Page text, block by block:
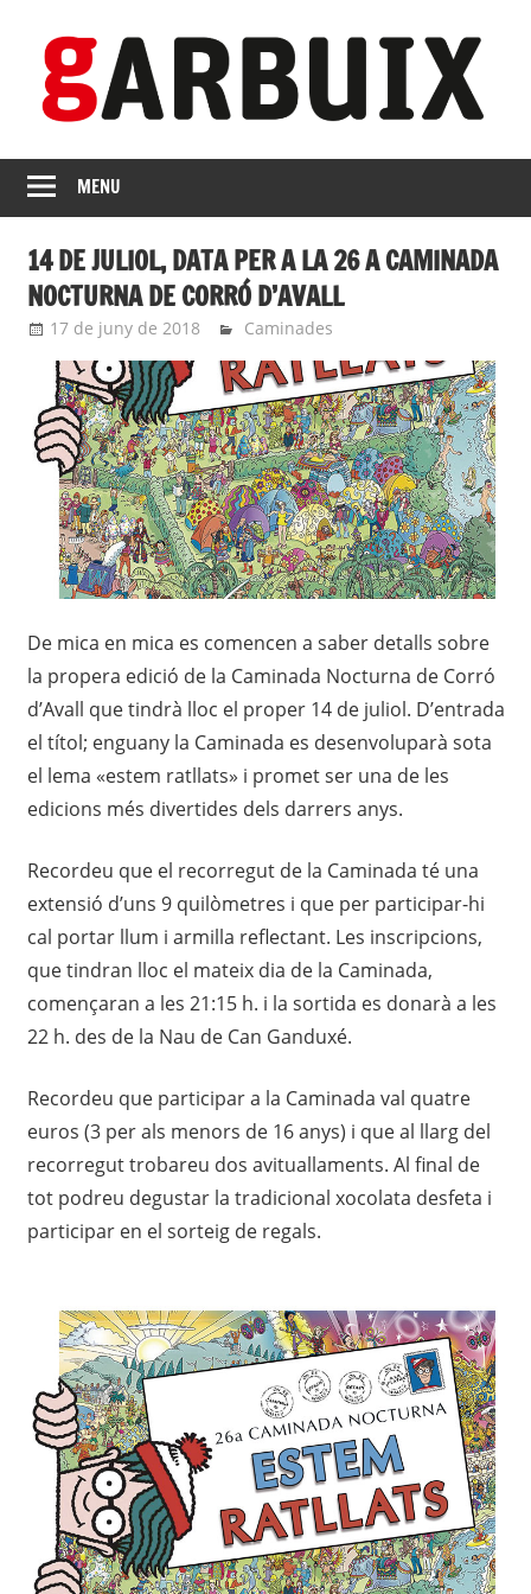
content
GARBUIX
Independent
de
Franqueses
MENU
14 DE JULIOL, DATA PER A LA 26 A CAMINADA
NOCTURNA DE CORRÓ D’AVALL
17 de juny de 2018 roger
Caminades
De mica en mica es comencen a saber detalls sobre
la propera edició de la Caminada Nocturna de Corró
d’Avall que tindrà lloc el proper 14 de juliol. D’entrada
el títol; enguany la Caminada es desenvoluparà sota
el lema «estem ratllats» i promet ser una de les
edicions més divertides dels darrers anys.
Recordeu que el recorregut de la Caminada té una
extensió d’uns 9 quilòmetres i que per participar-hi
cal portar llum i armilla reflectant. Les inscripcions,
que tindran lloc el mateix dia de la Caminada,
començaran a les 21:15 h. i la sortida es donarà a les
22 h. des de la Nau de Can Ganduxé.
Recordeu que participar a la Caminada val quatre
euros (3 per als menors de 16 anys) i que al llarg del
recorregut trobareu dos avituallaments. Al final de
tot podreu degustar la tradicional xocolata desfeta i
participar en el sorteig de regals.